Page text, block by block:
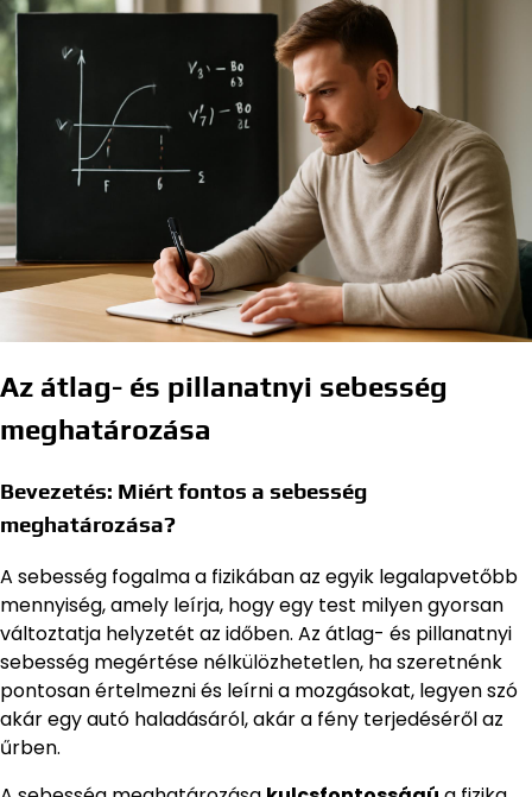
Az átlag- és pillanatnyi sebesség
meghatározása
Bevezetés: Miért fontos a sebesség
meghatározása?
A sebesség fogalma a fizikában az egyik legalapvetőbb
mennyiség, amely leírja, hogy egy test milyen gyorsan
változtatja helyzetét az időben. Az átlag- és pillanatnyi
sebesség megértése nélkülözhetetlen, ha szeretnénk
pontosan értelmezni és leírni a mozgásokat, legyen szó
akár egy autó haladásáról, akár a fény terjedéséről az
űrben.